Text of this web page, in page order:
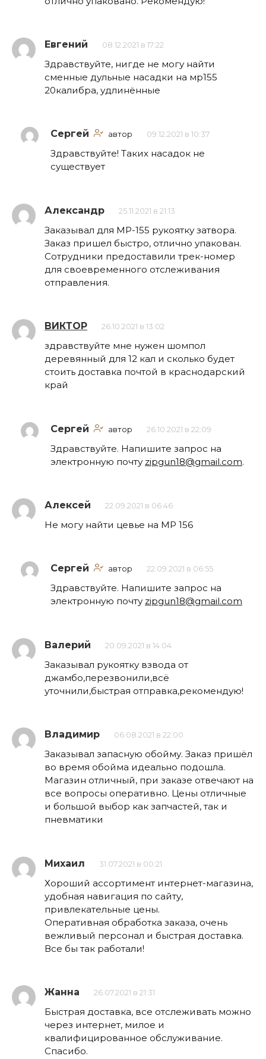
Евгений 08.12.2021 в 17:22
Здравствуйте, нигде не могу найти
сменные дульные насадки на мр155
20калибра, удлинённые
Сергей автор 09.12.2021 в 10:37
Здравствуйте! Таких насадок не
существует
Александр 25.11.2021 в 21:13
Заказывал для МР-155 рукоятку затвора.
Заказ пришел быстро, отлично упакован.
Сотрудники предоставили трек-номер
для своевременного отслеживания
отправления.
ВИКТОР 26.10.2021 в 13:02
здравствуйте мне нужен шомпол
деревянный для 12 кал и сколько будет
стоить доставка почтой в краснодарский
край
Сергей автор 26.10.2021 в 22:09
Здравствуйте. Напишите запрос на
электронную почту zipgun18@gmail.com.
Алексей 22.09.2021 в 06:46
Не могу найти цевье на МР 156
Сергей автор 22.09.2021 в 06:55
Здравствуйте. Напишите запрос на
электронную почту zipgun18@gmail.com
Валерий 20.09.2021 в 14:04
Заказывал рукоятку взвода от
джамбо,перезвонили,всё
уточнили,быстрая отправка,рекомендую!
Владимир 06.08.2021 в 22:00
Заказывал запасную обойму. Заказ пришёл
во время обойма идеально подошла.
Магазин отличный, при заказе отвечают на
все вопросы оперативно. Цены отличные
и большой выбор как запчастей, так и
пневматики
Михаил 31.07.2021 в 00:21
Хороший ассортимент интернет-магазина,
удобная навигация по сайту,
привлекательные цены.
Оперативная обработка заказа, очень
вежливый персонал и быстрая доставка.
Все бы так работали!
Жанна 26.07.2021 в 21:31
Быстрая доставка, все отслеживать можно
через интернет, милое и
квалифицированное обслуживание.
Спасибо.